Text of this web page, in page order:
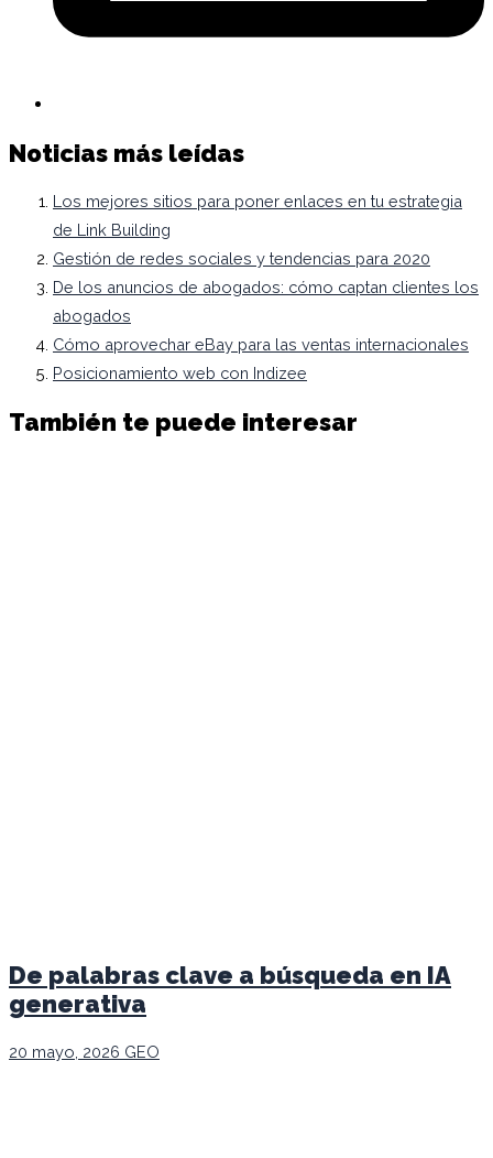
Noticias más leídas
Los mejores sitios para poner enlaces en tu estrategia
de Link Building
Gestión de redes sociales y tendencias para 2020
De los anuncios de abogados: cómo captan clientes los
abogados
Cómo aprovechar eBay para las ventas internacionales
Posicionamiento web con Indizee
También te puede interesar
De palabras clave a búsqueda en IA
generativa
20 mayo, 2026 GEO